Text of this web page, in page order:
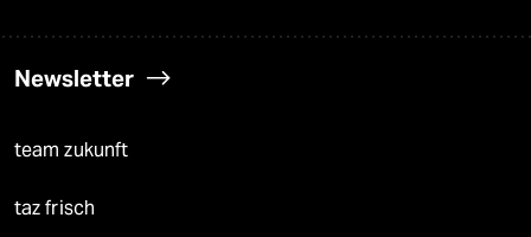
Newsletter
team zukunft
taz frisch